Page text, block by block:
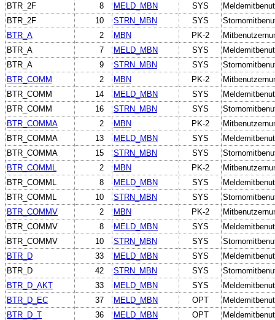
BTR_2F
8 MELD_MBN SYS
BTR_2F
10 STRN_MBN SYS
BTR_A
2 MBN PK-2
BTR_A
7 MELD_MBN SYS
BTR_A
9 STRN_MBN SYS
BTR_COMM
2 MBN PK-2
BTR_COMM
14 MELD_MBN SYS
BTR_COMM
16 STRN_MBN SYS
BTR_COMMA
2 MBN PK-2
BTR_COMMA
13 MELD_MBN SYS
BTR_COMMA
15 STRN_MBN SYS
BTR_COMML
2 MBN PK-2
BTR_COMML
8 MELD_MBN SYS
BTR_COMML
10 STRN_MBN SYS
BTR_COMMV
2 MBN PK-2
BTR_COMMV
8 MELD_MBN SYS
BTR_COMMV
10 STRN_MBN SYS
BTR_D
33 MELD_MBN SYS
BTR_D
42 STRN_MBN SYS
BTR_D_AKT
33 MELD_MBN SYS
BTR_D_EC
37 MELD_MBN OPT
BTR_D_T
36 MELD_MBN OPT